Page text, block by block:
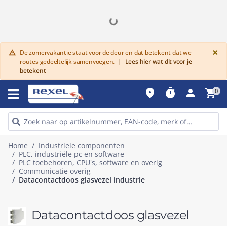
warning De zomervakantie staat voor de deur en dat betekent dat we
routes gedeeltelijk samenvoegen. |
Lees hier wat dit voor je
betekent
×
place timer person shopping_cart0
Home
Industriele componenten
PLC, industriële pc en software
PLC toebehoren, CPU's, software en overig
Communicatie overig
Datacontactdoos glasvezel industrie
Datacontactdoos glasvezel